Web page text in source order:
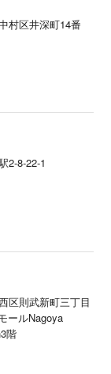
村区井深町14番
区則武新町三丁目
ールNagoya
階